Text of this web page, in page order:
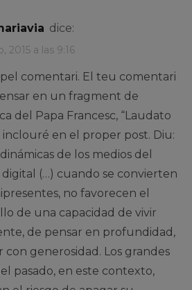
dice:
2015 a las 9:16
pel comentari. El teu comentari
en un fragment de
del Papa Francesc, “Laudato
inclouré en el proper post. Diu:
dinámicas de los medios del
(…) cuando se convierten
no favorecen el
de una capacidad de vivir
de pensar en profundidad,
con generosidad. Los grandes
pasado, en este contexto,